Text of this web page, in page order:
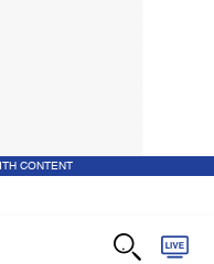
CONTENT